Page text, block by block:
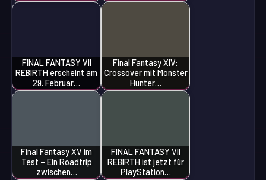
FINAL FANTASY VII
REBIRTH erscheint am
29. Februar…
Final Fantasy XIV:
Crossover mit Monster
Hunter…
Final Fantasy XV im
Test – Ein Roadtrip
zwischen…
FINAL FANTASY VII
REBIRTH ist jetzt für
PlayStation…